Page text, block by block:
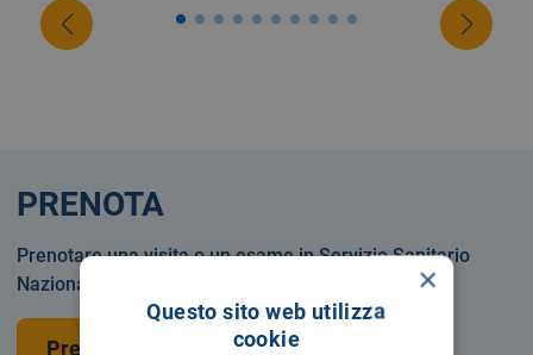
PRENOTA
Prenotare una visita o un esame in Servizio Sanitario
Nazionale o privatamente.
Prenota una visita
×
Questo sito web utilizza
cookie